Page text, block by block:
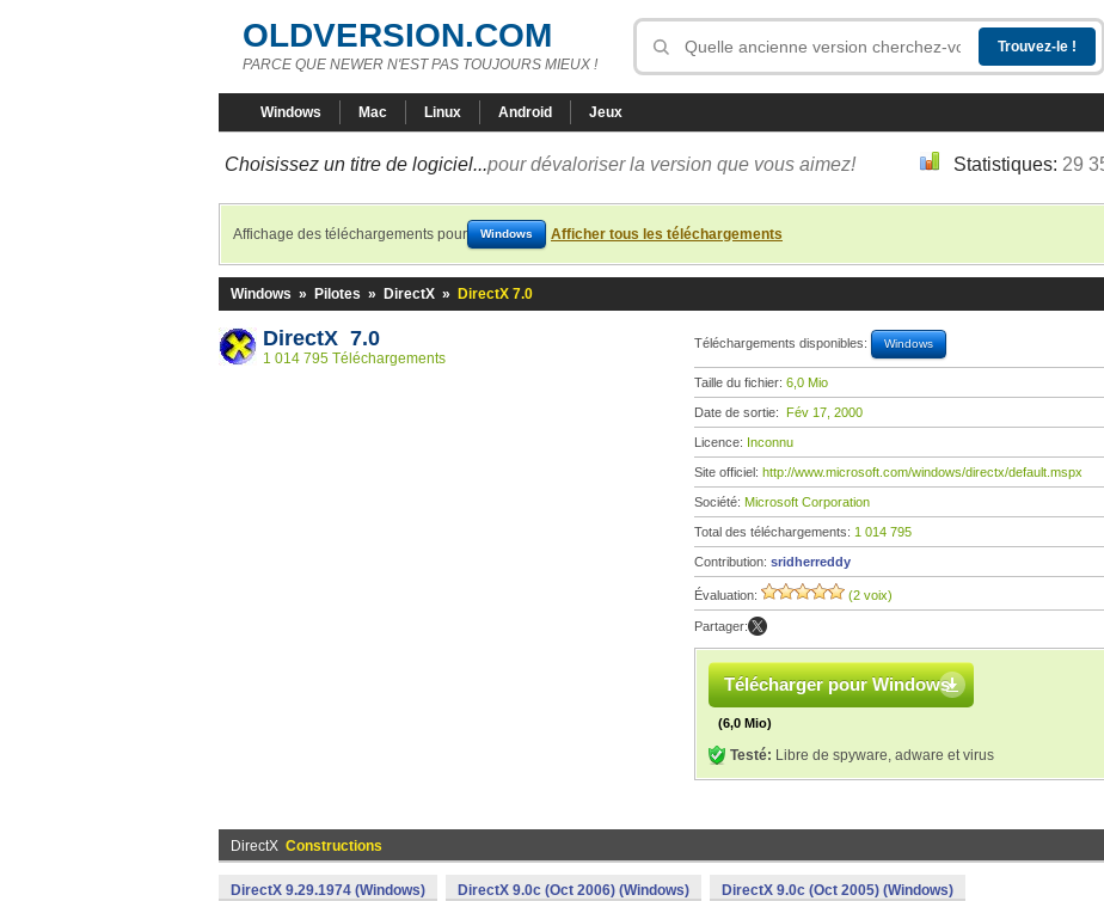
OLDVERSION.COM
PARCE QUE NEWER N'EST PAS TOUJOURS MIEUX !
Windows Mac Linux Android Jeux
Choisissez un titre de logiciel...pour dévaloriser la version que vous aimez! Statistiques: 29
Affichage des téléchargements pour Windows Afficher tous les téléchargements
Windows » Pilotes » DirectX » DirectX 7.0
DirectX 7.0
1 014 795 Téléchargements
Téléchargements disponibles: Windows
Taille du fichier: 6,0 Mio
Date de sortie: Fév 17, 2000
Licence: Inconnu
Site officiel: http://www.microsoft.com/windows/directx/default.mspx
Société: Microsoft Corporation
Total des téléchargements: 1 014 795
Contribution: sridherreddy
Évaluation: (2 voix)
Partager:
Télécharger pour Windows
(6,0 Mio)
Testé: Libre de spyware, adware et virus
DirectX Constructions
DirectX 9.29.1974 (Windows) DirectX 9.0c (Oct 2006) (Windows) DirectX 9.0c (Oct 2005) (Windows)